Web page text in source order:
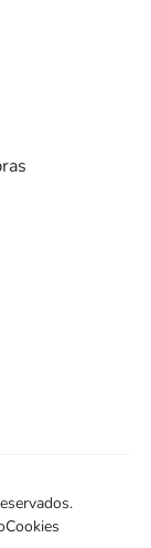
Cookies